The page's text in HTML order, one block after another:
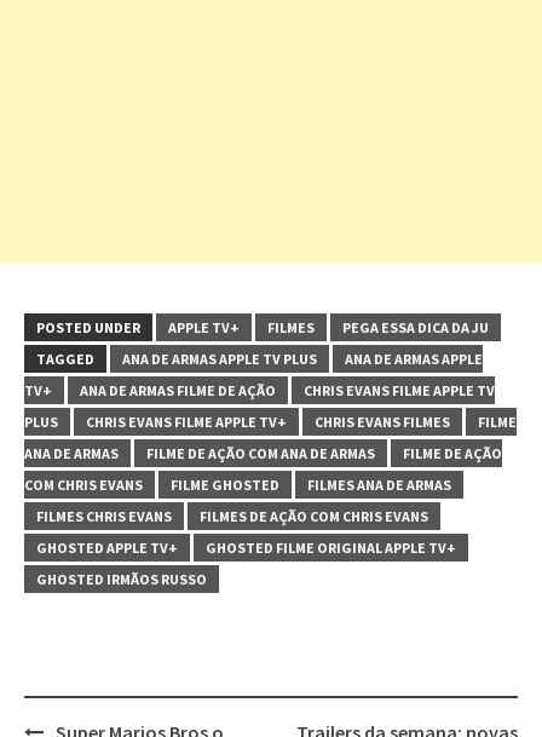
POSTED UNDER APPLE TV+ FILMES
PEGA ESSA DICA DA JU
TAGGED
ANA DE ARMAS APPLE TV PLUS
ANA DE ARMAS APPLE
TV+
ANA DE ARMAS FILME DE AÇÃO
CHRIS EVANS FILME APPLE TV
PLUS
CHRIS EVANS FILME APPLE TV+ CHRIS EVANS FILMES
FILME
ANA DE ARMAS
FILME DE AÇÃO COM ANA DE ARMAS
FILME DE AÇÃO
COM CHRIS EVANS
FILME GHOSTED
FILMES ANA DE ARMAS
FILMES CHRIS EVANS
FILMES DE AÇÃO COM CHRIS EVANS
GHOSTED APPLE TV+
GHOSTED FILME ORIGINAL APPLE TV+
GHOSTED IRMÃOS RUSSO